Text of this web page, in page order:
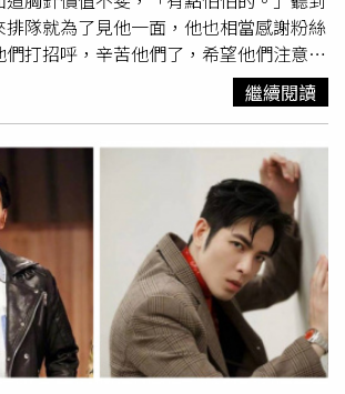
隊就為了見他一面，他也相當感謝粉絲
打招呼，辛苦他們了，希望他們注意保
也有默契以黑色西裝帥氣登場，他笑說今
，跟愛犬「水哥」舌吻，希望能夠靠毛孩
林柏宏帥氣現身金馬紅毯爭影帝。（圖
問到出門前有沒有特別儀式感，許光漢則
別加精油，希望能放鬆一點。他今天也將
「最佳男配角」獎項，也讓他直呼很緊
柏宏同樣以《我和鬼變成家人的那件
有沒有機會以「雙蛋黃」拿下影帝，許光
一ㄣ了，沒想太多，入圍就很感謝了，
男生聚會很開心。」王柏傑角逐金馬影
好身材。（圖／本刊攝影組）王柏傑這次
，他以深V西裝帥氣亮相，他透露出門
繼續閱讀